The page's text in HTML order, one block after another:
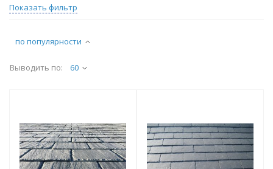
по популярности
Выводить по: 60
Показать фильтр